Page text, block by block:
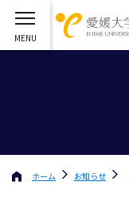
ホーム お知らせ